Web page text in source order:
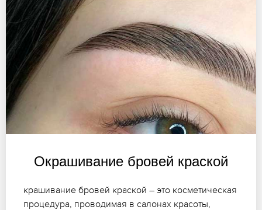
Окрашивание бровей краской
крашивание бровей краской – это косметическая
процедура, проводимая в салонах красоты,